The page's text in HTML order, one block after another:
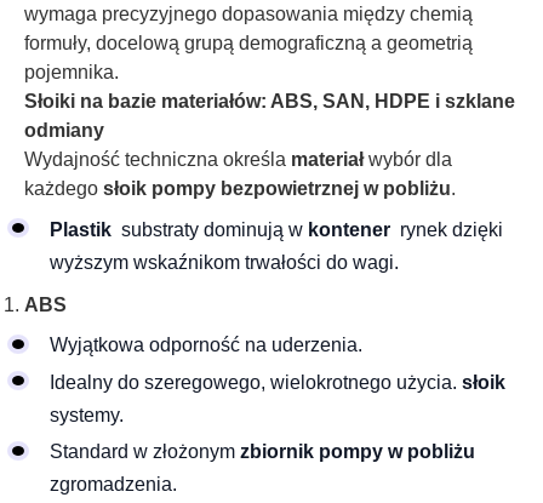
wymaga precyzyjnego dopasowania między chemią
formuły, docelową grupą demograficzną a geometrią
pojemnika.
Słoiki na bazie materiałów: ABS, SAN, HDPE i szklane
odmiany
Wydajność techniczna określa materiałwybór dla
każdego słoik pompy bezpowietrznej w pobliżu.
Plastik substraty dominują w kontener rynek dzięki
wyższym wskaźnikom trwałości do wagi.
ABS
Wyjątkowa odporność na uderzenia.
Idealny do szeregowego, wielokrotnego użycia. słoik
systemy.
Standard w złożonym zbiornik pompy w pobliżu
zgromadzenia.